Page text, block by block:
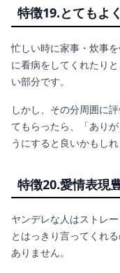
特徴19.とてもよ
忙しい時に家事・炊事
に看病をしてくれたり
い部分です。
しかし、その分周囲に
てもらったら、「あり
うにすると良いかもしれ
特徴20.愛情表現
ヤンデレな人はストレ
とはっきり言ってくれ
ありません。